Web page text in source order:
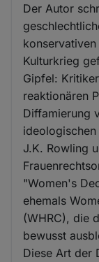
Der Autor
Kulturkrieg
Gipfel:
reaktionären
Diffamierung
J.K. Rowling
"Women's
ehemals
(WHRC), die
bewusst
Diese Art der